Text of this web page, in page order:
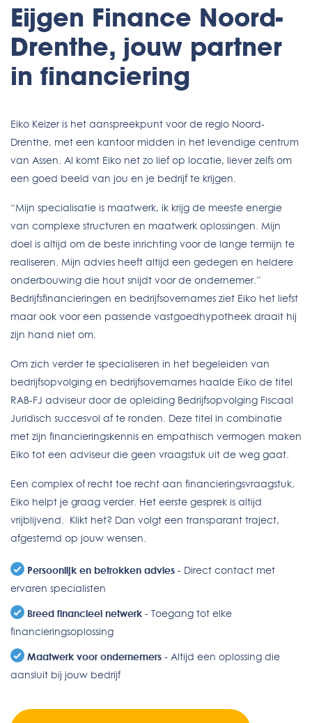
Eijgen Finance Noord-
Drenthe, jouw partner
in financiering
Eiko Keizer is het aanspreekpunt voor de regio Noord-
Drenthe, met een kantoor midden in het levendige centrum
van Assen. Al komt Eiko net zo lief op locatie, liever zelfs om
een goed beeld van jou en je bedrijf te krijgen.
“Mijn specialisatie is maatwerk, ik krijg de meeste energie
van complexe structuren en maatwerk oplossingen. Mijn
doel is altijd om de beste inrichting voor de lange termijn te
realiseren. Mijn advies heeft altijd een gedegen en heldere
onderbouwing die hout snijdt voor de ondernemer.”
Bedrijfsfinancieringen en bedrijfsovernames ziet Eiko het liefst
maar ook voor een passende vastgoedhypotheek draait hij
zijn hand niet om.
Om zich verder te specialiseren in het begeleiden van
bedrijfsopvolging en bedrijfsovernames haalde Eiko de titel
RAB-FJ adviseur door de opleiding Bedrijfsopvolging Fiscaal
Juridisch succesvol af te ronden. Deze titel in combinatie
met zijn financieringskennis en empathisch vermogen maken
Eiko tot een adviseur die geen vraagstuk uit de weg gaat.
Een complex of recht toe recht aan financieringsvraagstuk,
Eiko helpt je graag verder. Het eerste gesprek is altijd
vrijblijvend. Klikt het? Dan volgt een transparant traject,
afgestemd op jouw wensen.
Persoonlijk en betrokken advies - Direct contact met
ervaren specialisten
Breed financieel netwerk - Toegang tot elke
financieringsoplossing
Maatwerk voor ondernemers - Altijd een oplossing die
aansluit bij jouw bedrijf